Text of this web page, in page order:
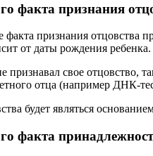
факта признания
факта признания отцовства
от даты рождения ребенка.
свое отцовство,
отца (например ДНК-
будет являться
факта